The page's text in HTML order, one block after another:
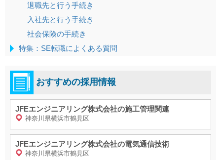
退職先と行う手続き
入社先と行う手続き
社会保険の手続き
特集：SE転職によくある質問
おすすめの採用情報
JFEエンジニアリング株式会社の施工管理関連
神奈川県横浜市鶴見区
JFEエンジニアリング株式会社の電気通信技術
神奈川県横浜市鶴見区